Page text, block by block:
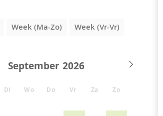
Week (Ma-Zo)
Week (Vr-Vr)
September
Di Wo Do Vr Za Zo